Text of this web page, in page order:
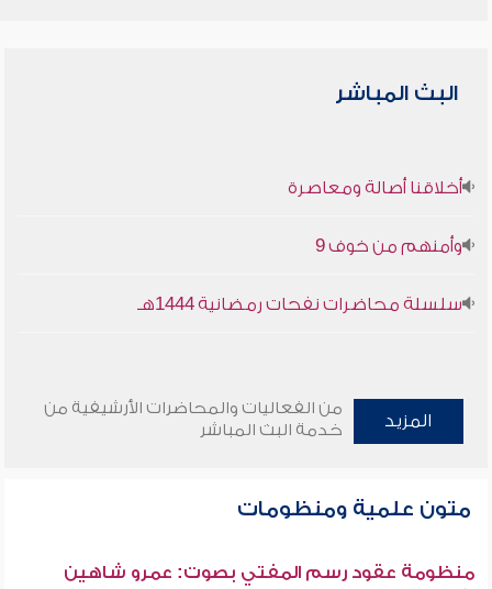
البث المباشر
أخلاقنا أصالة ومعاصرة
وأمنهم من خوف 9
سلسلة محاضرات نفحات رمضانية 1444هـ
المزيد
من الفعاليات والمحاضرات الأرشيفية من
خدمة البث المباشر
متون علمية ومنظومات
منظومة عقود رسم المفتي بصوت: عمرو شاهين